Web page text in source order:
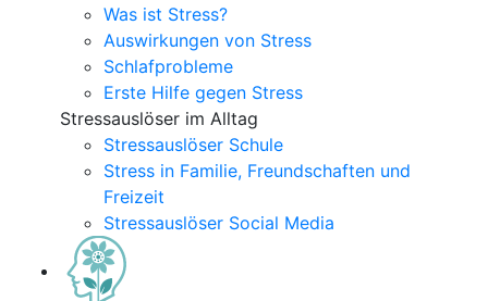
Was ist Stress?
Auswirkungen von Stress
Schlafprobleme
Erste Hilfe gegen Stress
Stressauslöser im Alltag
Stressauslöser Schule
Stress in Familie, Freundschaften und
Freizeit
Stressauslöser Social Media